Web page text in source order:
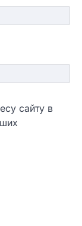
сайту в